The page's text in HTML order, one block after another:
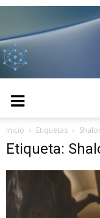
Inicio Etiquetas
Etiqueta: